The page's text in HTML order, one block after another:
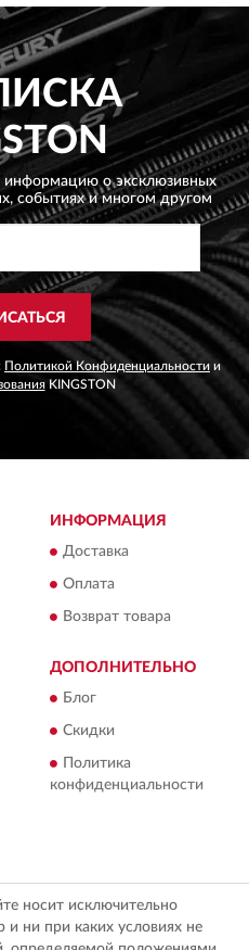
информацию о эксклюзивных
событиях и многом другом
Политикой Конфиденциальности и
KINGSTON
ИНФОРМАЦИЯ
Доставка
Оплата
Возврат товара
ДОПОЛНИТЕЛЬНО
Блог
Скидки
Политика
конфиденциальности
носит исключительно
ни при каких условиях не